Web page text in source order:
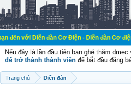
đàn Cơ Điện - Diễn đàn Cơ điện là nơi
Nếu đây là lần đầu tiên bạn ghé thăm
để trở thành thành viên để bắt đầu đăng
Trang chủ Diễn đàn